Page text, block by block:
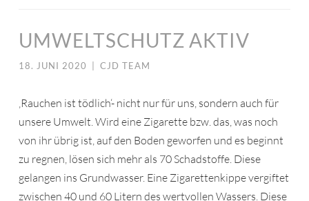
UMWELTSCHUTZ AKTIV
18. JUNI 2020 CJD TEAM
‚Rauchen ist tödlich‘- nicht nur für uns, sondern auch für
unsere Umwelt. Wird eine Zigarette bzw. das, was noch
von ihr übrig ist, auf den Boden geworfen und es beginnt
zu regnen, lösen sich mehr als 70 Schadstoffe. Diese
gelangen ins Grundwasser. Eine Zigarettenkippe vergiftet
zwischen 40 und 60 Litern des wertvollen Wassers. Diese